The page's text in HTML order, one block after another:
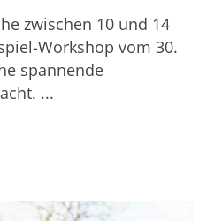
zwischen 10 und 14
Workshop vom 30.
spannende
...